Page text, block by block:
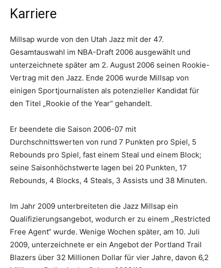
Karriere
Millsap wurde von den Utah Jazz mit der 47.
Gesamtauswahl im NBA-Draft 2006 ausgewählt und
unterzeichnete später am 2. August 2006 seinen Rookie-
Vertrag mit den Jazz. Ende 2006 wurde Millsap von
einigen Sportjournalisten als potenzieller Kandidat für
den Titel „Rookie of the Year“ gehandelt.
Er beendete die Saison 2006-07 mit
Durchschnittswerten von rund 7 Punkten pro Spiel, 5
Rebounds pro Spiel, fast einem Steal und einem Block;
seine Saisonhöchstwerte lagen bei 20 Punkten, 17
Rebounds, 4 Blocks, 4 Steals, 3 Assists und 38 Minuten.
Im Jahr 2009 unterbreiteten die Jazz Millsap ein
Qualifizierungsangebot, wodurch er zu einem „Restricted
Free Agent“ wurde. Wenige Wochen später, am 10. Juli
2009, unterzeichnete er ein Angebot der Portland Trail
Blazers über 32 Millionen Dollar für vier Jahre, davon 6,2